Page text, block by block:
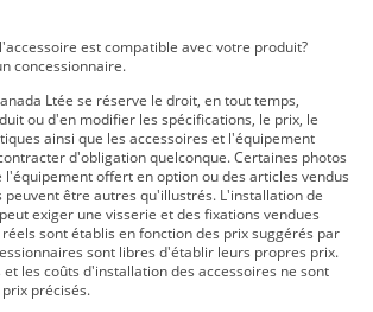
B-TX LE 2019
L-TX DX 2019
L-TX LE 2019
L-TX SE 2019
M-TX LE 2019
SRX LE 2019
X-TX LE 2019
X-TX SE 2019
GT 2020
est compatible avec votre produit?
concessionnaire.
Ltée se réserve le droit, en tout temps,
ou d'en modifier les spécifications, le prix, le
ainsi que les accessoires et l'équipement
d'obligation quelconque. Certaines photos
l'équipement offert en option ou des articles vendus
peuvent être autres qu'illustrés. L'installation de
exiger une visserie et des fixations vendues
sont établis en fonction des prix suggérés par
sont libres d'établir leurs propres prix.
et les coûts d'installation des accessoires ne sont
précisés.